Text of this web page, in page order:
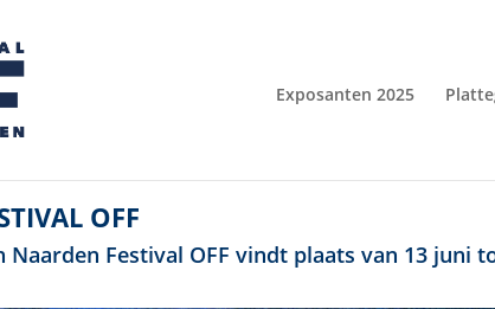
Exposanten 2025
OFF
Naarden Festival OFF vindt plaats van 13 juni